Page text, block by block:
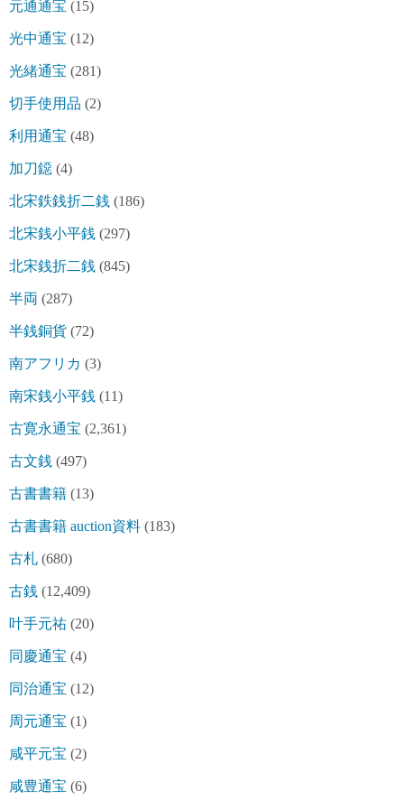
元通通宝 (15)
光中通宝 (12)
光緒通宝 (281)
切手使用品 (2)
利用通宝 (48)
加刀鐚 (4)
北宋鉄銭折二銭 (186)
北宋銭小平銭 (297)
北宋銭折二銭 (845)
半両 (287)
半銭銅貨 (72)
南アフリカ (3)
南宋銭小平銭 (11)
古寛永通宝 (2,361)
古文銭 (497)
古書書籍 (13)
古書書籍 auction資料 (183)
古札 (680)
古銭 (12,409)
叶手元祐 (20)
同慶通宝 (4)
同治通宝 (12)
周元通宝 (1)
咸平元宝 (2)
咸豊通宝 (6)